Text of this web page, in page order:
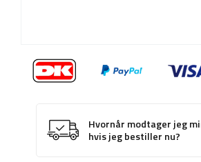
Hvornår modtager jeg
hvis jeg bestiller nu?